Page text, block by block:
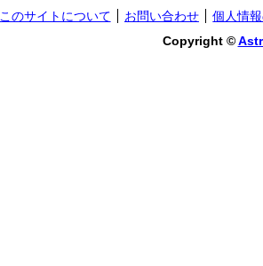
このサイトについて お問い合わせ
個人情
Copyright ©